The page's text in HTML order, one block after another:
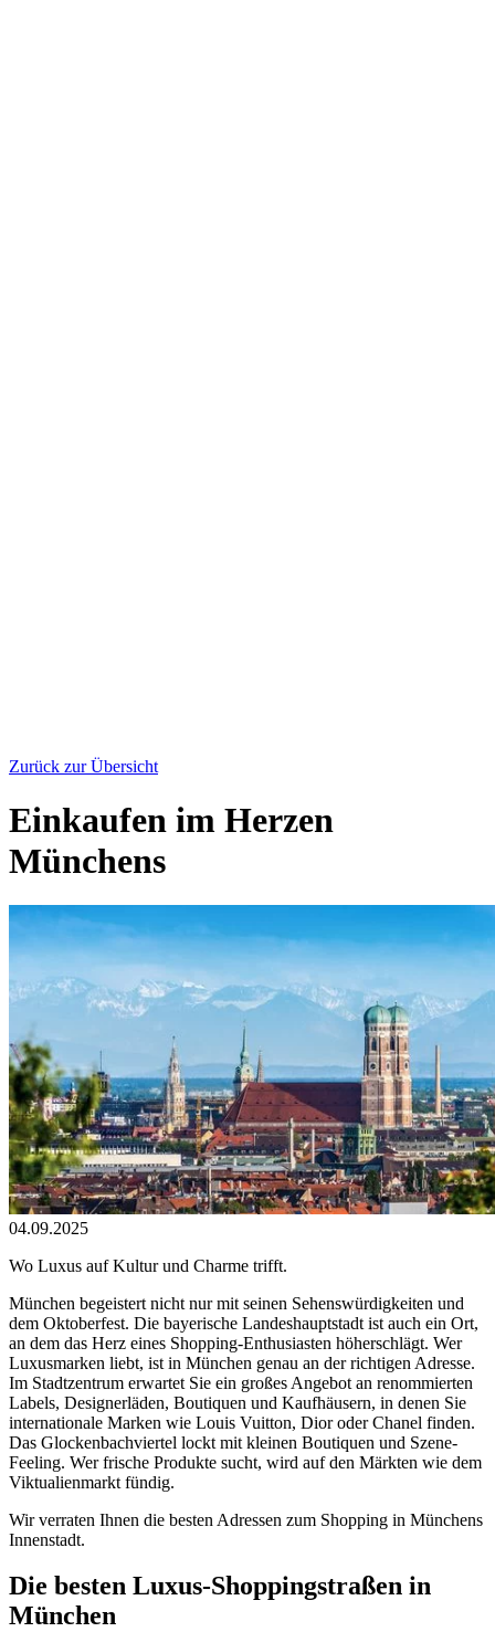
Zurück zur Übersicht
Einkaufen im Herzen
Münchens
04.09.2025
Wo Luxus auf Kultur und Charme trifft.
München begeistert nicht nur mit seinen Sehenswürdigkeiten und
dem Oktoberfest. Die bayerische Landeshauptstadt ist auch ein Ort,
an dem das Herz eines Shopping-Enthusiasten höherschlägt. Wer
Luxusmarken liebt, ist in München genau an der richtigen Adresse.
Im Stadtzentrum erwartet Sie ein großes Angebot an renommierten
Labels, Designerläden, Boutiquen und Kaufhäusern, in denen Sie
internationale Marken wie Louis Vuitton, Dior oder Chanel finden.
Das Glockenbachviertel lockt mit kleinen Boutiquen und Szene-
Feeling. Wer frische Produkte sucht, wird auf den Märkten wie dem
Viktualienmarkt fündig.
Wir verraten Ihnen die besten Adressen zum Shopping in Münchens
Innenstadt.
Die besten Luxus-Shoppingstraßen in
München